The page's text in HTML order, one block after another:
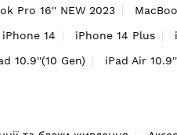
Pro 16'' NEW 2023
iPhone 14 iPhone 14 Plus
10.9''(10 Gen)
iPad Air